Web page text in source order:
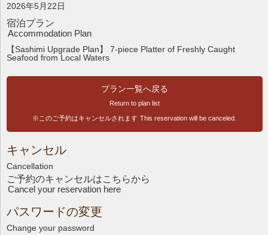
2026年5月22日
宿泊プラン
Accommodation Plan
【Sashimi Upgrade Plan】 7-piece Platter of Freshly Caught
Seafood from Local Waters
プラン一覧へ戻る
Return to plan list
※このご予約はキャンセルされます This reservation will be canceled.
キャンセル
Cancellation
ご予約のキャンセルはこちらから
Cancel your reservation here
パスワードの変更
Change your password